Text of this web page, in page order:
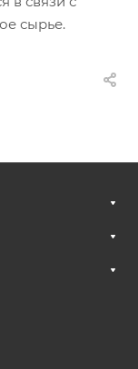
сырье.